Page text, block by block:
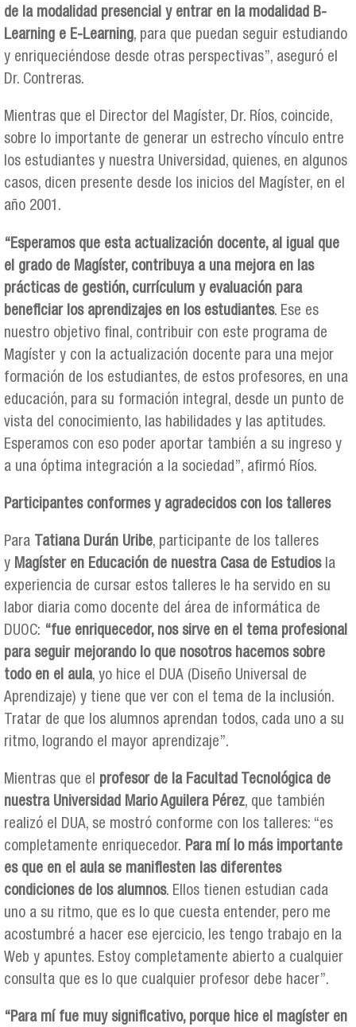
de la modalidad presencial y entrar en la modalidad B-
Learning e E-Learning, para que puedan seguir estudiando
y enriqueciéndose desde otras perspectivas”, aseguró el
Dr. Contreras.
Mientras que el Director del Magíster, Dr. Ríos, coincide,
sobre lo importante de generar un estrecho vínculo entre
los estudiantes y nuestra Universidad, quienes, en algunos
casos, dicen presente desde los inicios del Magíster, en el
año 2001.
“Esperamos que esta actualización docente, al igual que
el grado de Magíster, contribuya a una mejora en las
prácticas de gestión, currículum y evaluación para
beneficiar los aprendizajes en los estudiantes. Ese es
nuestro objetivo final, contribuir con este programa de
Magíster y con la actualización docente para una mejor
formación de los estudiantes, de estos profesores, en una
educación, para su formación integral, desde un punto de
vista del conocimiento, las habilidades y las aptitudes.
Esperamos con eso poder aportar también a su ingreso y
a una óptima integración a la sociedad”, afirmó Ríos.
Participantes conformes y agradecidos con los talleres
Para Tatiana Durán Uribe, participante de los talleres
y Magíster en Educación de nuestra Casa de Estudiosla
experiencia de cursar estos talleres le ha servido en su
labor diaria como docente del área de informática de
DUOC: “fue enriquecedor, nos sirve en el tema profesional
para seguir mejorando lo que nosotros hacemos sobre
todo en el aula, yo hice el DUA (Diseño Universal de
Aprendizaje) y tiene que ver con el tema de la inclusión.
Tratar de que los alumnos aprendan todos, cada uno a su
ritmo, logrando el mayor aprendizaje”.
Mientras que el profesor de la Facultad Tecnológica de
nuestra Universidad Mario Aguilera Pérez, que también
realizó el DUA, se mostró conforme con los talleres: “es
completamente enriquecedor. Para mí lo más importante
es que en el aula se manifiesten las diferentes
condiciones de los alumnos. Ellos tienen estudian cada
uno a su ritmo, que es lo que cuesta entender, pero me
acostumbré a hacer ese ejercicio, les tengo trabajo en la
Web y apuntes. Estoy completamente abierto a cualquier
consulta que es lo que cualquier profesor debe hacer”.
“Para mí fue muy significativo, porque hice el magíster en